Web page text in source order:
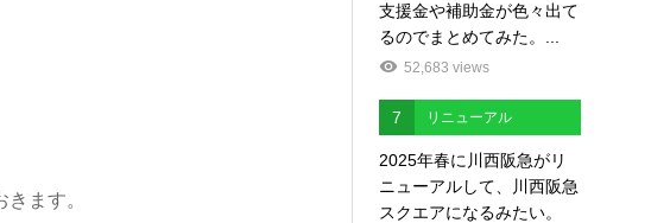
ます。
支援金や補助金が色々出て
るのでまとめてみた。...
52,683 views
7 リニューアル
2025年春に川西阪急がリ
ニューアルして、川西阪急
スクエアになるみたい。